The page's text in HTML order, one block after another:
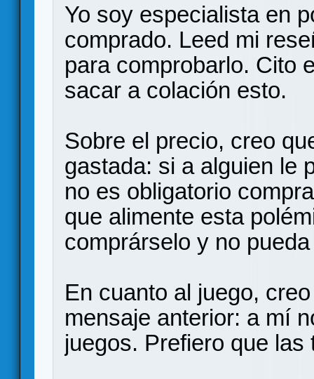
Yo soy especialista en
comprado. Leed mi
para comprobarlo. Cito
sacar a colación esto.
Sobre el precio, creo
gastada: si a alguien le
no es obligatorio
que alimente esta
comprárselo y no
En cuanto al juego,
mensaje anterior: a mí
juegos. Prefiero que